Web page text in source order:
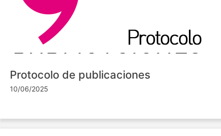
Protocolo de publicaciones
10/06/2025